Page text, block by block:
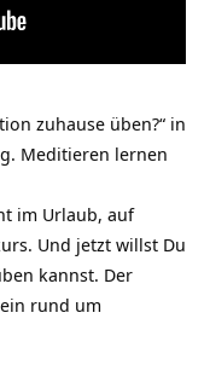
zuhause üben?“ in
Meditieren lernen
im Urlaub, auf
Und jetzt willst Du
kannst. Der
rund um